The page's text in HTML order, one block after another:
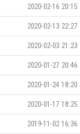
2020-02-16 20:15
2020-02-13 22:27
2020-02-03 21:23
2020-01-27 20:46
2020-01-24 18:20
2020-01-17 18:25
2019-11-02 16:36